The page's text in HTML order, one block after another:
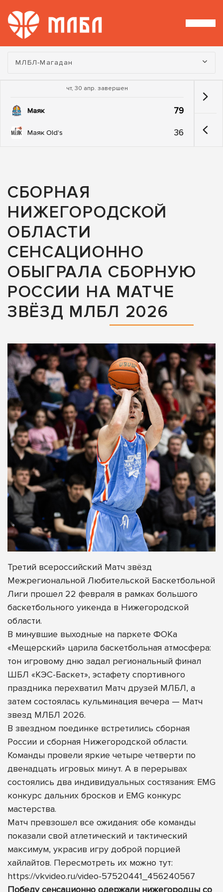
Турнир:
МЛБЛ-Магадан
чт, 30 апр. завершен
Маяк 79
Маяк Old's 36
СБОРНАЯ
НИЖЕГОРОДСКОЙ
ОБЛАСТИ
СЕНСАЦИОННО
ОБЫГРАЛА СБОРНУЮ
РОССИИ НА МАТЧЕ
ЗВЁЗД МЛБЛ 2026
Третий всероссийский Матч звёзд
Межрегиональной Любительской Баскетбольной
Лиги прошел 22 февраля в рамках большого
баскетбольного уикенда в Нижегородской
области.
В минувшие выходные на паркете ФОКа
«Мещерский» царила баскетбольная атмосфера:
тон игровому дню задал региональный финал
ШБЛ «КЭС-Баскет», эстафету спортивного
праздника перехватил Матч друзей МЛБЛ, а
затем состоялась кульминация вечера — Матч
звезд МЛБЛ 2026.
В звездном поединке встретились сборная
России и сборная Нижегородской области.
Команды провели яркие четыре четверти по
двенадцать игровых минут. А в перерывах
состоялись два индивидуальных состязания: EMG
конкурс дальних бросков и EMG конкурс
мастерства.
Матч превзошел все ожидания: обе команды
показали свой атлетический и тактический
максимум, украсив игру доброй порцией
хайлайтов. Пересмотреть их можно тут:
https://vkvideo.ru/video-57520441_456240567
Победу сенсационно одержали нижегородцы со